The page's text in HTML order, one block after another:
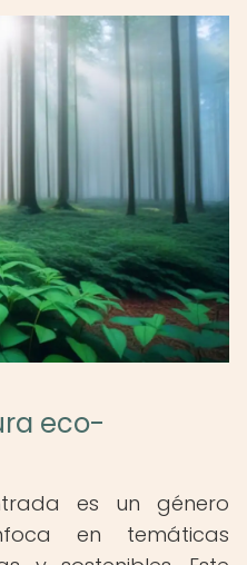
eco-
es un género
en temáticas